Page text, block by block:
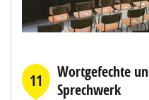
11
Wortgefechte
Sprechwerk